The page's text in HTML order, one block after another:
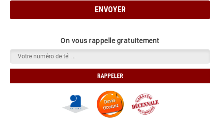
On vous rappelle gratuitement